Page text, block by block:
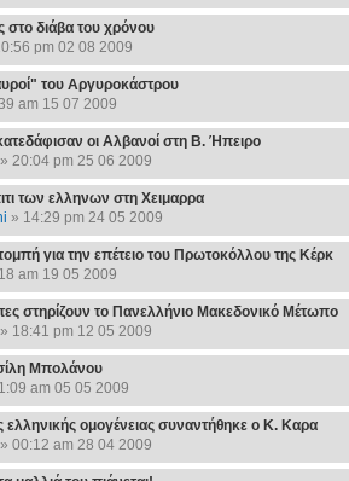
στο διάβα του χρόνου
pm 02 08 2009
του Αργυροκάστρου
am 15 07 2009
οι Αλβανοί στη Β. Ήπειρο
» 20:04 pm 25 06 2009
των ελληνων στη Χειμαρρα
» 14:29 pm 24 05 2009
για την επέτειο του Πρωτοκόλλου της Κέρκ
am 19 05 2009
στηρίζουν το Πανελλήνιο Μακεδονικό Μέτωπο
» 18:41 pm 12 05 2009
Μπολάνου
am 05 05 2009
ελληνικής ομογένειας συναντήθηκε ο Κ. Καρα
» 00:12 am 28 04 2009